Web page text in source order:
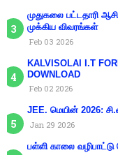
முதுகலை பட்டதாரி
முக்கிய விவரங்கள்
Feb 03 2026
KALVISOLAI I.T
DOWNLOAD
Feb 02 2026
JEE. மெயின் 2026:
Jan 29 2026
பள்ளி காலை